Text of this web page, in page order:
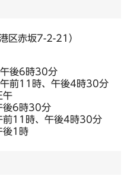
区赤坂7-2-21）
後6時30分
前11時、午後4時30分
午
後6時30分
11時、午後4時30分
後1時